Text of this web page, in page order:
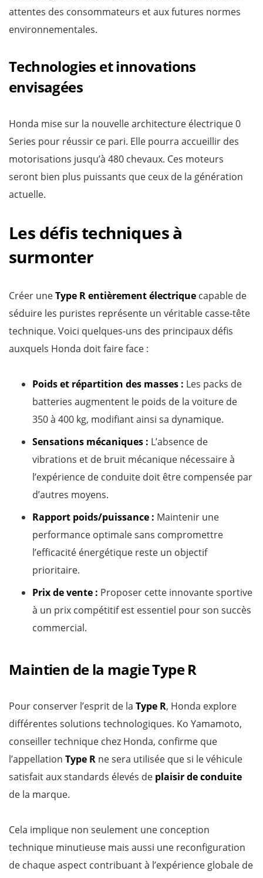
attentes des consommateurs et aux futures normes
environnementales.
Technologies et innovations
envisagées
Honda mise sur la nouvelle architecture électrique 0
Series pour réussir ce pari. Elle pourra accueillir des
motorisations jusqu’à 480 chevaux. Ces moteurs
seront bien plus puissants que ceux de la génération
actuelle.
Les défis techniques à
surmonter
Créer uneType R entièrement électrique capable de
séduire les puristes représente un véritable casse-tête
technique. Voici quelques-uns des principaux défis
auxquels Honda doit faire face :
Poids et répartition des masses : Les packs de
batteries augmentent le poids de la voiture de
350 à 400 kg, modifiant ainsi sa dynamique.
Sensations mécaniques : L’absence de
vibrations et de bruit mécanique nécessaire à
l’expérience de conduite doit être compensée par
d’autres moyens.
Rapport poids/puissance : Maintenir une
performance optimale sans compromettre
l’efficacité énergétique reste un objectif
prioritaire.
Prix de vente : Proposer cette innovante sportive
à un prix compétitif est essentiel pour son succès
commercial.
Maintien de la magie Type R
Pour conserver l’esprit de la Type R, Honda explore
différentes solutions technologiques. Ko Yamamoto,
conseiller technique chez Honda, confirme que
l’appellation Type R ne sera utilisée que si le véhicule
satisfait aux standards élevés de plaisir de conduite
de la marque.
Cela implique non seulement une conception
technique minutieuse mais aussi une reconfiguration
de chaque aspect contribuant à l’expérience globale de